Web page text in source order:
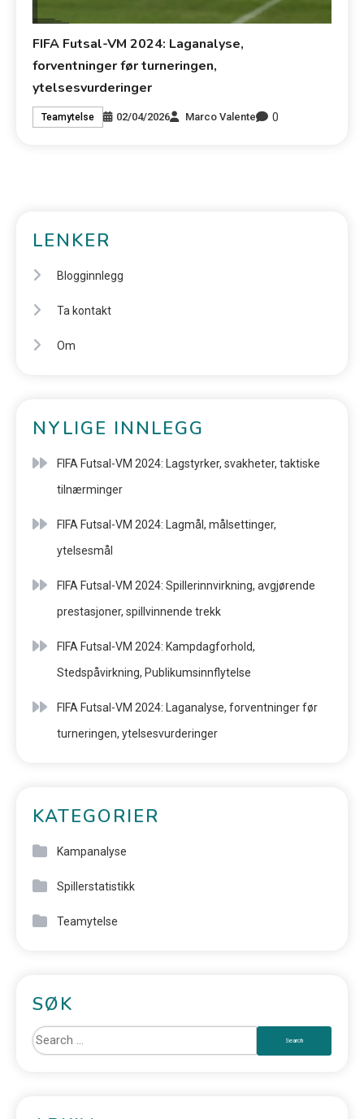
FIFA Futsal-VM 2024: Laganalyse,
forventninger før turneringen,
ytelsesvurderinger
Teamytelse 02/04/2026 Marco Valente 0
LENKER
Blogginnlegg
Ta kontakt
Om
NYLIGE INNLEGG
FIFA Futsal-VM 2024: Lagstyrker, svakheter, taktiske
tilnærminger
FIFA Futsal-VM 2024: Lagmål, målsettinger,
ytelsesmål
FIFA Futsal-VM 2024: Spillerinnvirkning, avgjørende
prestasjoner, spillvinnende trekk
FIFA Futsal-VM 2024: Kampdagforhold,
Stedspåvirkning, Publikumsinnflytelse
FIFA Futsal-VM 2024: Laganalyse, forventninger før
turneringen, ytelsesvurderinger
KATEGORIER
Kampanalyse
Spillerstatistikk
Teamytelse
SØK